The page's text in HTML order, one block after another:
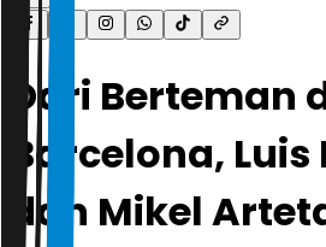
Dari Berteman
Barcelona,
dan Mikel